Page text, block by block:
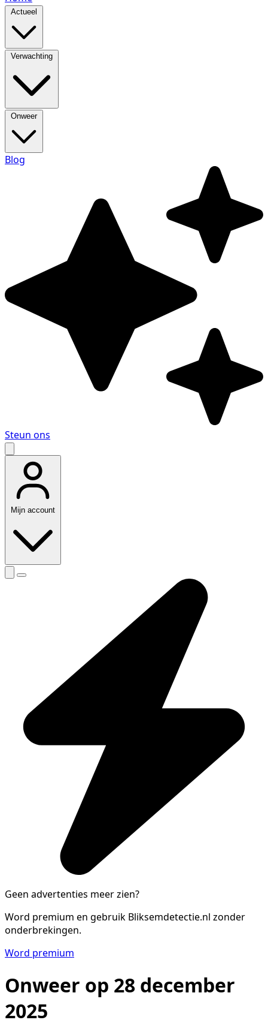
Actueel
Verwachting
Onweer
Blog
Steun ons
Mijn account
Geen advertenties meer zien?
Word premium en gebruik Bliksemdetectie.nl zonder
onderbrekingen.
Word premium
Onweer op 28 december
2025